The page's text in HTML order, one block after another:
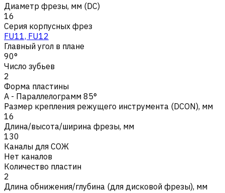
Диаметр фрезы, мм (DC)
16
Серия корпусных фрез
FU11, FU12
Главный угол в плане
90°
Число зубьев
2
Форма пластины
A - Параллелограмм 85°
Размер крепления режущего инструмента (DCON), мм
16
Длина/высота/ширина фрезы, мм
130
Каналы для СОЖ
Нет каналов
Количество пластин
2
Длина обнижения/глубина (для дисковой фрезы), мм